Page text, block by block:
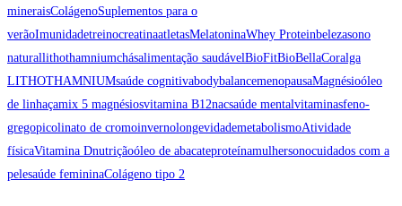
mineraisColágenoSuplementos para o
verãoImunidadetreinocreatinaatletasMelatoninaWhey Proteinbelezasono
naturallithothamniumchásalimentação saudávelBioFitBioBellaCoralga
LITHOTHAMNIUMsaúde cognitivabodybalancemenopausaMagnésioóleo
de linhaçamix 5 magnésiosvitamina B12nacsaúde mentalvitaminasfeno-
gregopicolinato de cromoinvernolongevidademetabolismoAtividade
físicaVitamina Dnutriçãoóleo de abacateproteínamulhersonocuidados com a
pelesaúde femininaColágeno tipo 2